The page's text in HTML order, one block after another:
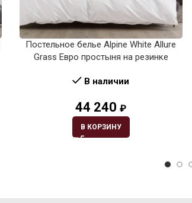
Постельное белье Alpine White Allure
Grass Евро простыня на резинке
В наличии
44 240 ₽
В КОРЗИНУ